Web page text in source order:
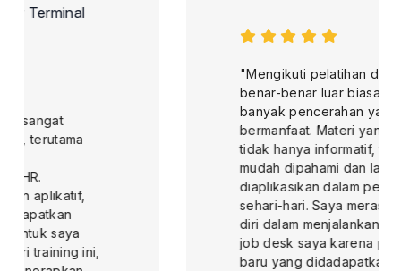
"Mengikuti pelatihan di MKI Training ini
benar-benar luar biasa dan memberikan
banyak pencerahan yang sangat
bermanfaat. Materi yang disampaikan
tidak hanya informatif, tetapi juga
mudah dipahami dan langsung dapat
diaplikasikan dalam pekerjaan saya
sehari-hari. Saya merasa lebih percaya
diri dalam menjalankan tugas-tugas di
job desk saya karena pengetahuan
baru yang didadapatkan. Selain itu,